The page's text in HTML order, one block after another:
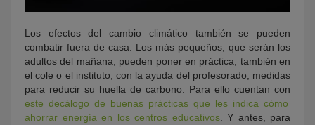
Los efectos del cambio climático también se pueden
combatir fuera de casa. Los más pequeños, que serán los
adultos del mañana, pueden poner en práctica, también en
el cole o el instituto, con la ayuda del profesorado, medidas
para reducir su huella de carbono. Para ello cuentan con
este decálogo de buenas prácticas que les indica cómo
ahorrar energía en los centros educativos. Y antes, para